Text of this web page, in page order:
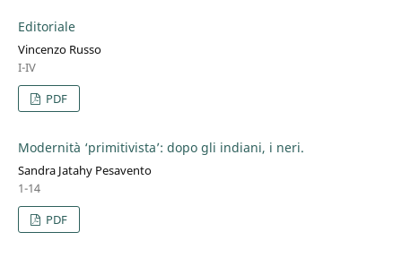
Editoriale
Vincenzo Russo
I-IV
PDF
Modernità ‘primitivista’: dopo gli indiani, i neri.
Sandra Jatahy Pesavento
1-14
PDF